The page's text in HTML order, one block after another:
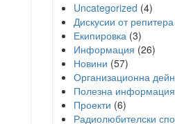
Uncategorized (4)
Дискусии от репитера
Екипировка(3)
Информация (26)
Новини (57)
Организационна
Полезна информация
Проекти (6)
Радиолюбителски